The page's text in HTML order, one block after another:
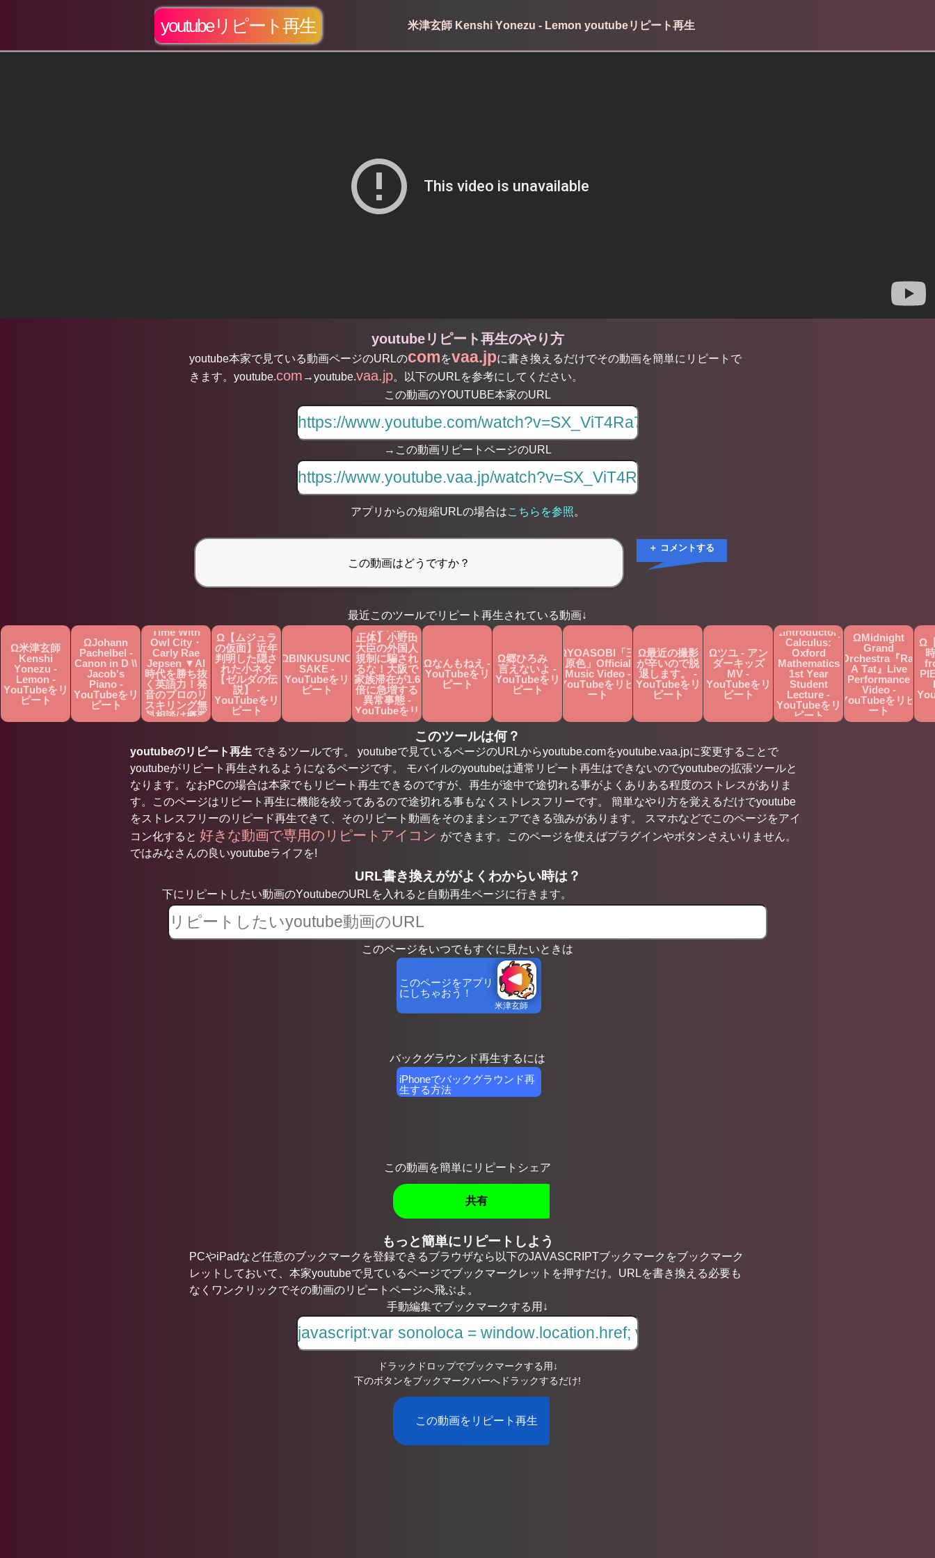
youtubeリピート再生 米津玄師 Kenshi Yonezu - Lemon youtubeリピート再生
youtubeリピート再生のやり方
youtube本家で見ている動画ページのURLのcomをvaa.jpに書き換えるだけでその動画を簡単にリピートで
きます。youtube.com →youtube.vaa.jp。以下のURLを参考にしてください。
この動画のYOUTUBE本家のURL
→この動画リピートページのURL
アプリからの短縮URLの場合はこちらを参照 。
＋ コメントする
最近このツールでリピート再生されている動画↓
Ω米津玄師
Kenshi
Yonezu -
Lemon -
YouTubeをリ
ピート
ΩJohann
Pachelbel -
Canon in D \\
Jacob's
Piano -
YouTubeをリ
ピート
Time With
Owl City・
Carly Rae
Jepsen ▼AI
時代を勝ち抜
く英語力！発
音のプロのリ
スキリング無
料相談は概要
欄へ▼ -
ピート
Ω【ムジュラ
の仮面】近年
判明した隠さ
れた小ネタ
【ゼルダの伝
説】 -
YouTubeをリ
ピート
ΩBINKUSUNO
SAKE -
YouTubeをリ
ピート
Ω【移民党の
正体】小野田
大臣の外国人
規制に騙され
るな！大阪で
家族滞在が1.6
倍に急増する
異常事態 -
YouTubeをリ
ピート
Ωなんもねえ -
YouTubeをリ
ピート
Ω郷ひろみ
言えないよ -
YouTubeをリ
ピート
ΩYOASOBI「三
原色」Official
Music Video -
YouTubeをリピ
ート
Ω最近の撮影
が辛いので脱
退します。 -
YouTubeをリ
ピート
Ωツユ - アン
ダーキッズ
MV -
YouTubeをリ
ピート
ΩIntroductory
Calculus:
Oxford
Mathematics
1st Year
Student
Lecture -
YouTubeをリ
ピート
ΩMidnight
Grand
Orchestra『Rat
A Tat』Live
Performance
Video -
YouTubeをリピ
ート
Ω
このツールは何？
youtubeのリピート再生 できるツールです。 youtubeで見ているページのURLからyoutube.comをyoutube.vaa.jpに変更することで
youtubeがリピート再生されるようになるページです。 モバイルのyoutubeは通常リピート再生はできないのでyoutubeの拡張ツールと
なります。なおPCの場合は本家でもリピート再生できるのですが、再生が途中で途切れる事がよくありある程度のストレスがありま
す。このページはリピート再生に機能を絞ってあるので途切れる事もなくストレスフリーです。 簡単なやり方を覚えるだけでyoutube
をストレスフリーのリピード再生できて、そのリピート動画をそのままシェアできる強みがあります。 スマホなどでこのページをアイ
コン化すると 好きな動画で専用のリピートアイコン ができます。このページを使えばプラグインやボタンさえいりません。
ではみなさんの良いyoutubeライフを!
URL書き換えががよくわからい時は？
下にリピートしたい動画のYoutubeのURLを入れると自動再生ページに行きます。
このページをいつでもすぐに見たいときは
このページをアプリ
にしちゃおう！
米津玄師
バックグラウンド再生するには
iPhoneでバックグラウンド再
生する方法
この動画を簡単にリピートシェア
共有
もっと簡単にリピートしよう
PCやiPadなど任意のブックマークを登録できるブラウザなら以下のJAVASCRIPTブックマークをブックマーク
レットしておいて、本家youtubeで見ているページでブックマークレットを押すだけ。URLを書き換える必要も
なくワンクリックでその動画のリピートページへ飛ぶよ。
手動編集でブックマークする用↓
ドラックドロップでブックマークする用↓
下のボタンをブックマークバーへドラックするだけ!
この動画をリピート再生